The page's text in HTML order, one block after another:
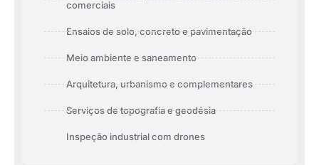
comerciais
Ensaios de solo, concreto e pavimentação
Meio ambiente e saneamento
Arquitetura, urbanismo e complementares
Serviços de topografia e geodésia
Inspeção industrial com drones